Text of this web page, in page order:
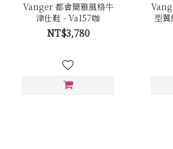
Vanger 都會簡雅風格牛
津仕鞋 - Va157咖
NT$3,780
型